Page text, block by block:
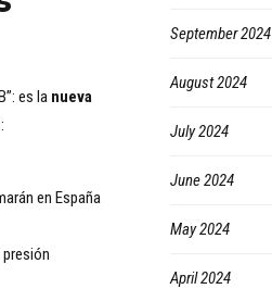
es la nueva
en España
September 2024
August 2024
July 2024
June 2024
May 2024
April 2024